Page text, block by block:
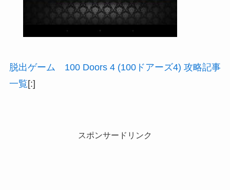
脱出ゲーム 100 Doors 4 (100ドアーズ4) 攻略記事
一覧[:]
スポンサードリンク